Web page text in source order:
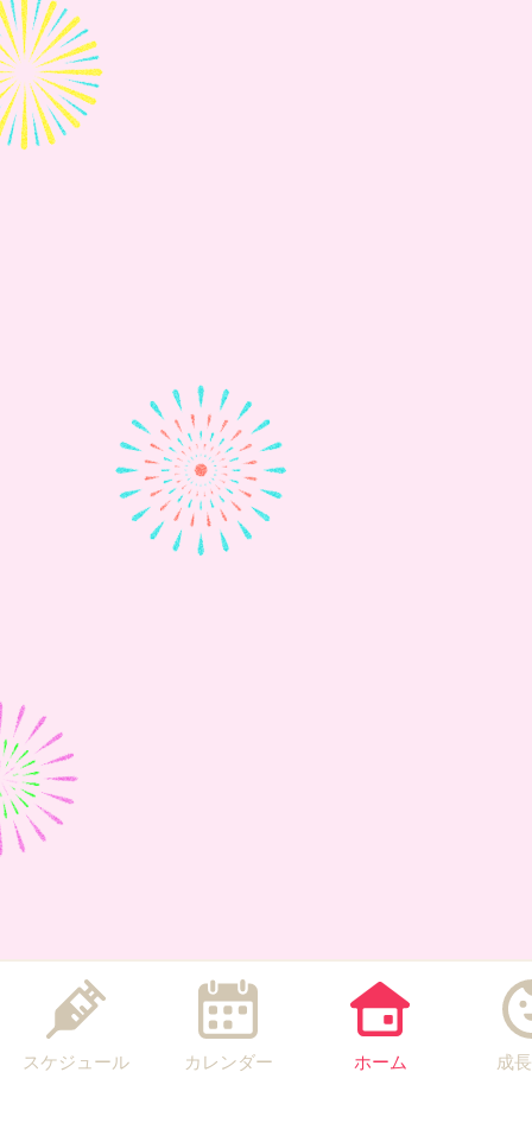
スケジュール カレンダー ホーム 成